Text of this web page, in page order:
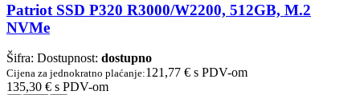
Patriot SSD P320 R3000/W2200, 512GB, M.2
NVMe
Šifra: Dostupnost: dostupno
Cijena za jednokratno plaćanje:121,77 € s PDV-om
135,30 € s PDV-om